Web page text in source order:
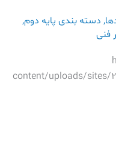
, دسته بندی پایه دوم,
فنی
content/uploads/sites/2/